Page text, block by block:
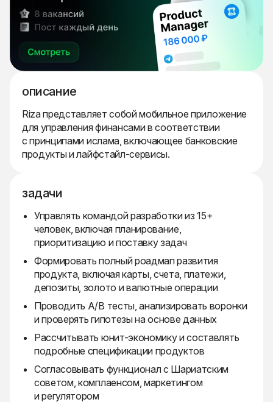
описание
Riza представляет собой мобильное приложение
для управления финансами в соответствии
с принципами ислама, включающее банковские
продукты и лайфстайл-сервисы.
задачи
Управлять командой разработки из 15+
человек, включая планирование,
приоритизацию и поставку задач
Формировать полный роадмап развития
продукта, включая карты, счета, платежи,
депозиты, золото и валютные операции
Проводить A/B тесты, анализировать воронки
и проверять гипотезы на основе данных
Рассчитывать юнит-экономику и составлять
подробные спецификации продуктов
Согласовывать функционал с Шариатским
советом, комплаенсом, маркетингом
и регулятором